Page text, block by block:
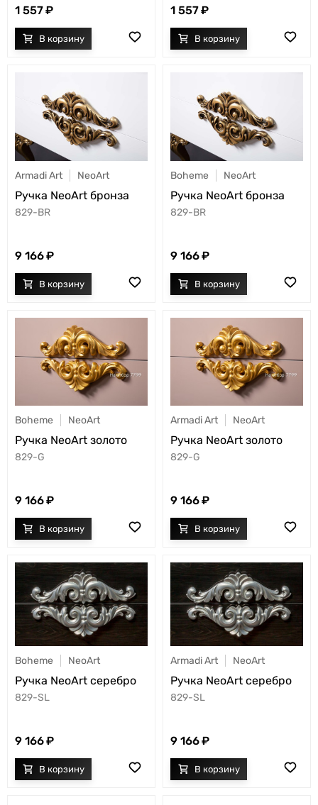
1 557 1 557
Armadi Art NeoArt
Ручка NeoArt бронза
829-BR
9 166
Boheme NeoArt
Ручка NeoArt бронза
829-BR
9 166
Boheme NeoArt
Ручка NeoArt золото
829-G
9 166
Armadi Art NeoArt
Ручка NeoArt золото
829-G
9 166
Boheme NeoArt
Ручка NeoArt серебро
829-SL
9 166
Armadi Art NeoArt
Ручка NeoArt серебро
829-SL
9 166